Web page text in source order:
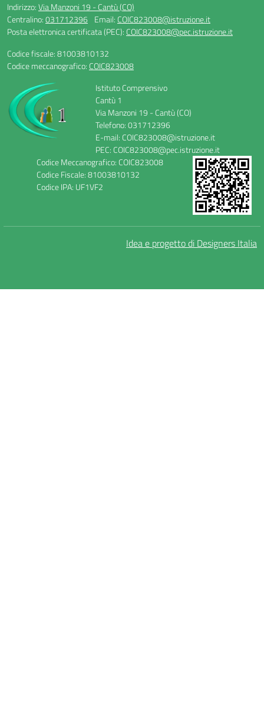
Indirizzo:Via Manzoni 19 - Cantù (CO)
Centralino:031712396 Email: COIC823008@istruzione.it
Posta elettronica certificata (PEC): COIC823008@pec.istruzione.it
Codice fiscale: 81003810132
Codice meccanografico: COIC823008
Istituto Comprensivo
Cantù 1
Via Manzoni 19 - Cantù (CO)
Telefono: 031712396
E-mail: COIC823008@istruzione.it
PEC: COIC823008@pec.istruzione.it
Codice Meccanografico: COIC823008
Codice Fiscale: 81003810132
Codice IPA: UF1VF2
Idea e progetto di Designers Italia